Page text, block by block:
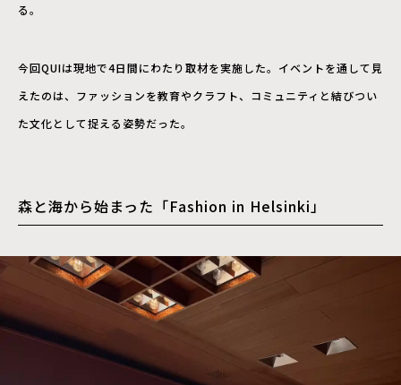
る。
今回QUIは現地で4日間にわたり取材を実施した。イベントを通して見
えたのは、ファッションを教育やクラフト、コミュニティと結びつい
た文化として捉える姿勢だった。
森と海から始まった「Fashion in Helsinki」